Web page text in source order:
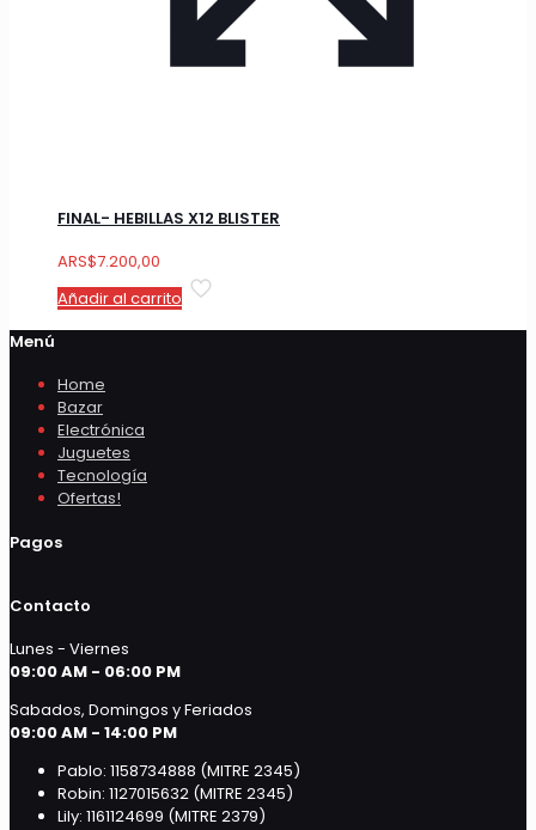
FINAL- HEBILLAS X12 BLISTER
ARS$7.200,00
Añadir al carrito
Menú
Home
Bazar
Electrónica
Juguetes
Tecnología
Ofertas!
Pagos
Contacto
Lunes - Viernes
09:00 AM - 06:00 PM
Sabados, Domingos y Feriados
09:00 AM - 14:00 PM
Pablo: 1158734888 (MITRE 2345)
Robin: 1127015632 (MITRE 2345)
Lily: 1161124699 (MITRE 2379)